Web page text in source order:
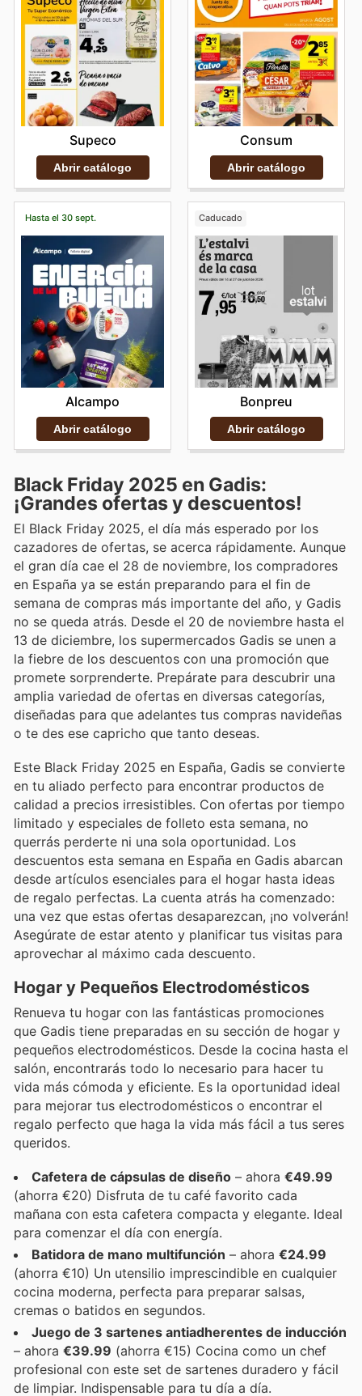
Supeco
Abrir catálogo
Consum
Abrir catálogo
Hasta el 30 sept.
Alcampo
Abrir catálogo
Caducado
Bonpreu
Abrir catálogo
Black Friday 2025 en Gadis:
¡Grandes ofertas y descuentos!
El Black Friday 2025, el día más esperado por los
cazadores de ofertas, se acerca rápidamente. Aunque
el gran día cae el 28 de noviembre, los compradores
en España ya se están preparando para el fin de
semana de compras más importante del año, y Gadis
no se queda atrás. Desde el 20 de noviembre hasta el
13 de diciembre, los supermercados Gadis se unen a
la fiebre de los descuentos con una promoción que
promete sorprenderte. Prepárate para descubrir una
amplia variedad de ofertas en diversas categorías,
diseñadas para que adelantes tus compras navideñas
o te des ese capricho que tanto deseas.
Este Black Friday 2025 en España, Gadis se convierte
en tu aliado perfecto para encontrar productos de
calidad a precios irresistibles. Con ofertas por tiempo
limitado y especiales de folleto esta semana, no
querrás perderte ni una sola oportunidad. Los
descuentos esta semana en España en Gadis abarcan
desde artículos esenciales para el hogar hasta ideas
de regalo perfectas. La cuenta atrás ha comenzado:
una vez que estas ofertas desaparezcan, ¡no volverán!
Asegúrate de estar atento y planificar tus visitas para
aprovechar al máximo cada descuento.
Hogar y Pequeños Electrodomésticos
Renueva tu hogar con las fantásticas promociones
que Gadis tiene preparadas en su sección de hogar y
pequeños electrodomésticos. Desde la cocina hasta el
salón, encontrarás todo lo necesario para hacer tu
vida más cómoda y eficiente. Es la oportunidad ideal
para mejorar tus electrodomésticos o encontrar el
regalo perfecto que haga la vida más fácil a tus seres
queridos.
Cafetera de cápsulas de diseño – ahora €49.99
(ahorra €20) Disfruta de tu café favorito cada
mañana con esta cafetera compacta y elegante. Ideal
para comenzar el día con energía.
Batidora de mano multifunción – ahora €24.99
(ahorra €10) Un utensilio imprescindible en cualquier
cocina moderna, perfecta para preparar salsas,
cremas o batidos en segundos.
Juego de 3 sartenes antiadherentes de inducción
– ahora €39.99 (ahorra €15) Cocina como un chef
profesional con este set de sartenes duradero y fácil
de limpiar. Indispensable para tu día a día.